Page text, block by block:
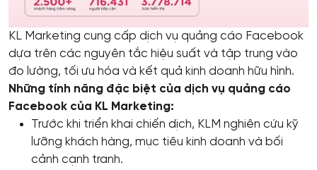
KL Marketing cung cấp dịch vụ quảng cáo Facebook
dựa trên các nguyên tắc hiệu suất và tập trung vào
đo lường, tối ưu hóa và kết quả kinh doanh hữu hình.
Những tính năng đặc biệt của dịch vụ quảng cáo
Facebook của KL Marketing:
Trước khi triển khai chiến dịch, KLM nghiên cứu kỹ
lưỡng khách hàng, mục tiêu kinh doanh và bối
cảnh cạnh tranh.